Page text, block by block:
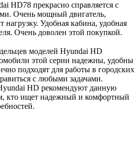
HD78 прекрасно справляется с
Очень мощный двигатель,
нагрузку. Удобная кабина, удобная
Очень доволен этой покупкой.
моделей Hyundai HD
этой серии надежны, удобны
подходят для работы в городских
с любыми задачами.
HD рекомендуют данную
кто ищет надежный и комфортный